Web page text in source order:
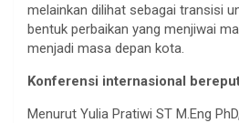
melainkan dilihat sebagai transisi
bentuk perbaikan yang menjiwai
menjadi masa depan kota.
Konferensi internasional
Menurut Yulia Pratiwi ST M.Eng